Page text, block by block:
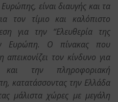
είναι διαυγής και τα
τον τίμιο και καλόπιστο
για την “Ελευθερία της
Ευρώπη. Ο πίνακας που
τον κίνδυνο για
την πληροφοριακή
κατατάσσοντας την Ελλάδα
μάλιστα χώρες με μεγάλη